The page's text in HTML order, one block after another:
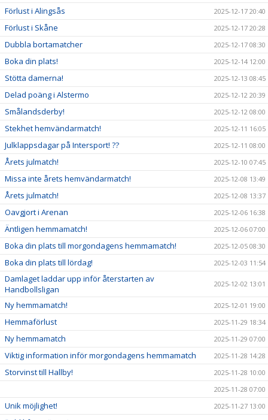
Förlust i Alingsås 2025-12-17 20:40
Förlust i Skåne 2025-12-17 20:28
Dubbla bortamatcher 2025-12-17 08:30
Boka din plats! 2025-12-14 12:00
Stötta damerna! 2025-12-13 08:45
Delad poäng i Alstermo 2025-12-12 20:39
Smålandsderby! 2025-12-12 08:00
Stekhet hemvändarmatch! 2025-12-11 16:05
Julklappsdagar på Intersport! ?? 2025-12-11 08:00
Årets julmatch! 2025-12-10 07:45
Missa inte årets hemvändarmatch! 2025-12-08 13:49
Årets julmatch! 2025-12-08 13:37
Oavgjort i Arenan 2025-12-06 16:38
Äntligen hemmamatch! 2025-12-06 07:00
Boka din plats till morgondagens hemmamatch! 2025-12-05 08:30
Boka din plats till lördag! 2025-12-03 11:54
Damlaget laddar upp inför återstarten av
Handbollsligan
2025-12-02 13:01
Ny hemmamatch! 2025-12-01 19:00
Hemmaförlust 2025-11-29 18:34
Ny hemmamatch 2025-11-29 07:00
Viktig information inför morgondagens hemmamatch 2025-11-28 14:28
Storvinst till Hallby!
2025-11-28 10:00
2025-11-28 07:00
Unik möjlighet! 2025-11-27 13:00